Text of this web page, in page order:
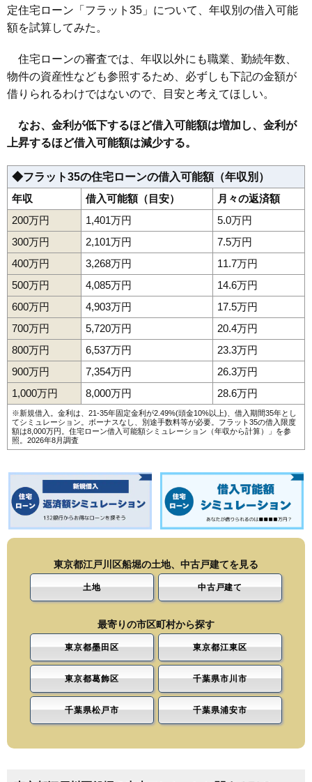
定住宅ローン「フラット35」について、年収別の借入可能
額を試算してみた。
住宅ローンの審査では、年収以外にも職業、勤続年数、
物件の資産性なども参照するため、必ずしも下記の金額が
借りられるわけではないので、目安と考えてほしい。
なお、金利が低下するほど借入可能額は増加し、金利が
上昇するほど借入可能額は減少する。
◆フラット35の住宅ローンの借入可能額（年収別）
年収
借入可能額（目安）
月々の返済額
200万円
1,401万円
5.0万円
300万円
2,101万円
7.5万円
400万円
3,268万円
11.7万円
500万円
4,085万円
14.6万円
600万円
4,903万円
17.5万円
700万円
5,720万円
20.4万円
800万円
6,537万円
23.3万円
900万円
7,354万円
26.3万円
1,000万円
8,000万円 28.6万円
※新規借入。金利は、21-35年固定金利が2.49%(頭金10%以上)、借入期間35年とし
てシミュレーション。ボーナスなし、別途手数料等が必要。フラット35の借入限度
額は8,000万円。 住宅ローン借入可能額シミュレーション（年収から計算）
」を参
照。2026年8月調査
東京都江戸川区船堀の土地、中古戸建てを見る
土地 中古戸建て
最寄りの市区町村から探す
東京都墨田区 東京都江東区
東京都葛飾区 千葉県市川市
千葉県松戸市 千葉県浦安市